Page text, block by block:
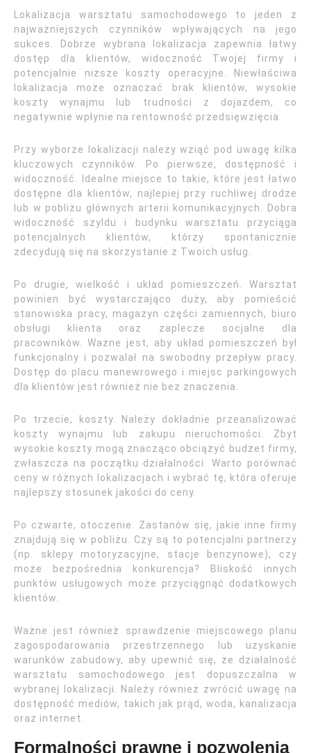
Lokalizacja warsztatu samochodowego to jeden z
najważniejszych czynników wpływających na jego
sukces. Dobrze wybrana lokalizacja zapewnia łatwy
dostęp dla klientów, widoczność Twojej firmy i
potencjalnie niższe koszty operacyjne. Niewłaściwa
lokalizacja może oznaczać brak klientów, wysokie
koszty wynajmu lub trudności z dojazdem, co
negatywnie wpłynie na rentowność przedsięwzięcia.
Przy wyborze lokalizacji należy wziąć pod uwagę kilka
kluczowych czynników. Po pierwsze, dostępność i
widoczność. Idealne miejsce to takie, które jest łatwo
dostępne dla klientów, najlepiej przy ruchliwej drodze
lub w pobliżu głównych arterii komunikacyjnych. Dobra
widoczność szyldu i budynku warsztatu przyciąga
potencjalnych klientów, którzy spontanicznie
zdecydują się na skorzystanie z Twoich usług.
Po drugie, wielkość i układ pomieszczeń. Warsztat
powinien być wystarczająco duży, aby pomieścić
stanowiska pracy, magazyn części zamiennych, biuro
obsługi klienta oraz zaplecze socjalne dla
pracowników. Ważne jest, aby układ pomieszczeń był
funkcjonalny i pozwalał na swobodny przepływ pracy.
Dostęp do placu manewrowego i miejsc parkingowych
dla klientów jest również nie bez znaczenia.
Po trzecie, koszty. Należy dokładnie przeanalizować
koszty wynajmu lub zakupu nieruchomości. Zbyt
wysokie koszty mogą znacząco obciążyć budżet firmy,
zwłaszcza na początku działalności. Warto porównać
ceny w różnych lokalizacjach i wybrać tę, która oferuje
najlepszy stosunek jakości do ceny.
Po czwarte, otoczenie. Zastanów się, jakie inne firmy
znajdują się w pobliżu. Czy są to potencjalni partnerzy
(np. sklepy motoryzacyjne, stacje benzynowe), czy
może bezpośrednia konkurencja? Bliskość innych
punktów usługowych może przyciągnąć dodatkowych
klientów.
Ważne jest również sprawdzenie miejscowego planu
zagospodarowania przestrzennego lub uzyskanie
warunków zabudowy, aby upewnić się, że działalność
warsztatu samochodowego jest dopuszczalna w
wybranej lokalizacji. Należy również zwrócić uwagę na
dostępność mediów, takich jak prąd, woda, kanalizacja
oraz internet.
Formalności prawne i pozwolenia